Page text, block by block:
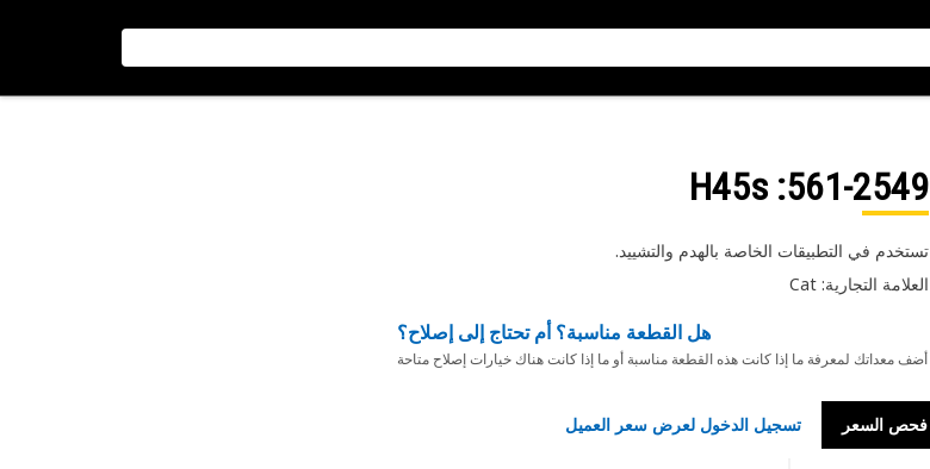
561-2549
: H45s
تستخدم في التطبيقات الخاصة بالهدم والتشييد.
العلامة التجارية: Cat
هل القطعة مناسبة؟ أم تحتاج إلى إصلاح؟
أضف معداتك لمعرفة ما إذا كانت هذه القطعة مناسبة أو ما إذا كانت هناك خيارات إصلاح متاحة
فحص السعر تسجيل الدخول لعرض سعر العميل